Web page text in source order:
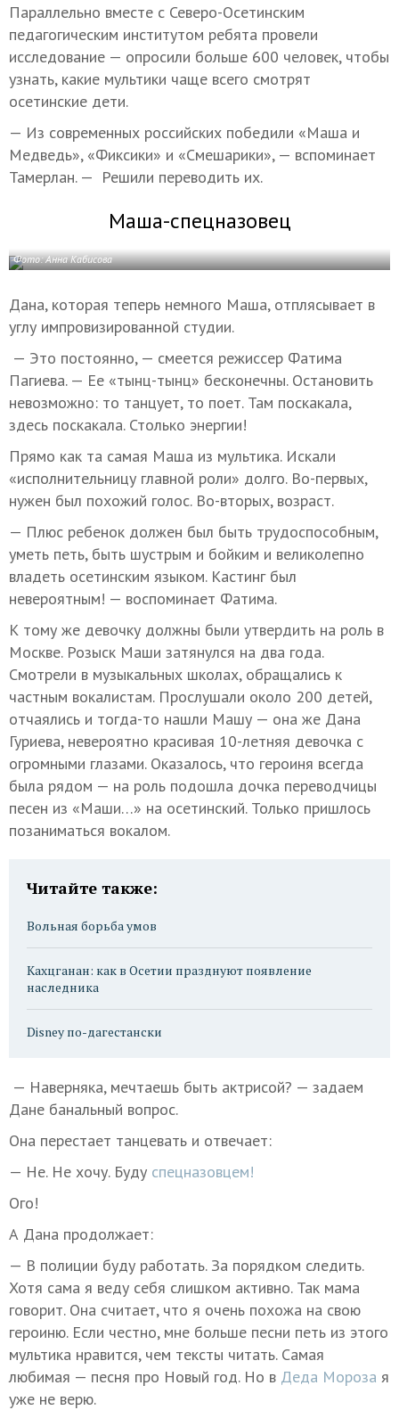
Параллельно вместе с Северо-Осетинским
педагогическим институтом ребята провели
исследование — опросили больше 600 человек, чтобы
узнать, какие мультики чаще всего смотрят
осетинские дети.
— Из современных российских победили «Маша и
Медведь», «Фиксики» и «Смешарики», — вспоминает
Тамерлан. — Решили переводить их.
Маша-спецназовец
Фото: Анна Кабисова
Дана, которая теперь немного Маша, отплясывает в
углу импровизированной студии.
— Это постоянно, — смеется режиссер Фатима
Пагиева. — Ее «тынц-тынц» бесконечны. Остановить
невозможно: то танцует, то поет. Там поскакала,
здесь поскакала. Столько энергии!
Прямо как та самая Маша из мультика. Искали
«исполнительницу главной роли» долго. Во-первых,
нужен был похожий голос. Во-вторых, возраст.
— Плюс ребенок должен был быть трудоспособным,
уметь петь, быть шустрым и бойким и великолепно
владеть осетинским языком. Кастинг был
невероятным! — воспоминает Фатима.
К тому же девочку должны были утвердить на роль в
Москве. Розыск Маши затянулся на два года.
Смотрели в музыкальных школах, обращались к
частным вокалистам. Прослушали около 200 детей,
отчаялись и тогда-то нашли Машу — она же Дана
Гуриева, невероятно красивая 10-летняя девочка с
огромными глазами. Оказалось, что героиня всегда
была рядом — на роль подошла дочка переводчицы
песен из «Маши…» на осетинский. Только пришлось
позаниматься вокалом.
Читайте также:
Вольная борьба умов
Кахцганан: как в Осетии празднуют появление
наследника
Disney по-дагестански
— Наверняка, мечтаешь быть актрисой? — задаем
Дане банальный вопрос.
Она перестает танцевать и отвечает:
— Не. Не хочу. Буду спецназовцем!
Ого!
А Дана продолжает:
— В полиции буду работать. За порядком следить.
Хотя сама я веду себя слишком активно. Так мама
говорит. Она считает, что я очень похожа на свою
героиню. Если честно, мне больше песни петь из этого
мультика нравится, чем тексты читать. Самая
любимая — песня про Новый год. Но в Деда Мороза я
уже не верю.